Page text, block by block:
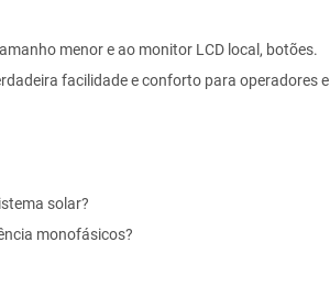
menor e ao monitor LCD local, botões.
facilidade e conforto para operadores e
solar?
monofásicos?